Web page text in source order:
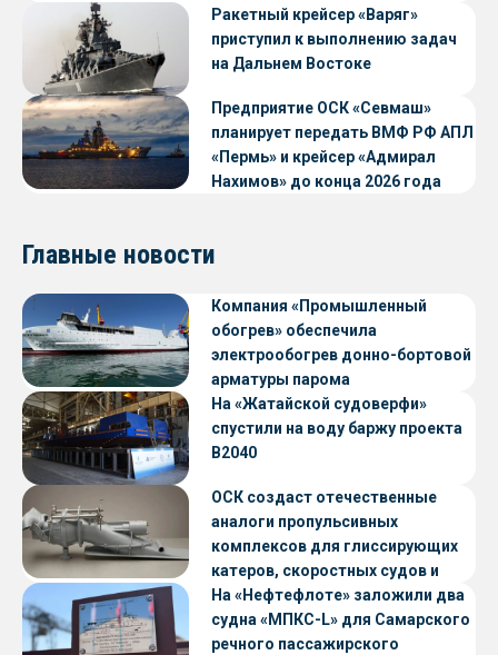
Ракетный крейсер «Варяг»
приступил к выполнению задач
на Дальнем Востоке
Предприятие ОСК «Севмаш»
планирует передать ВМФ РФ АПЛ
«Пермь» и крейсер «Адмирал
Нахимов» до конца 2026 года
Главные новости
Компания «Промышленный
обогрев» обеспечила
электрообогрев донно-бортовой
арматуры парома
«Петропавловск» проекта CNF22
На «Жатайской судоверфи»
спустили на воду баржу проекта
В2040
ОСК создаст отечественные
аналоги пропульсивных
комплексов для глиссирующих
катеров, скоростных судов и
судов с малой осадкой
На «Нефтефлоте» заложили два
судна «МПКС-L» для Самарского
речного пассажирского